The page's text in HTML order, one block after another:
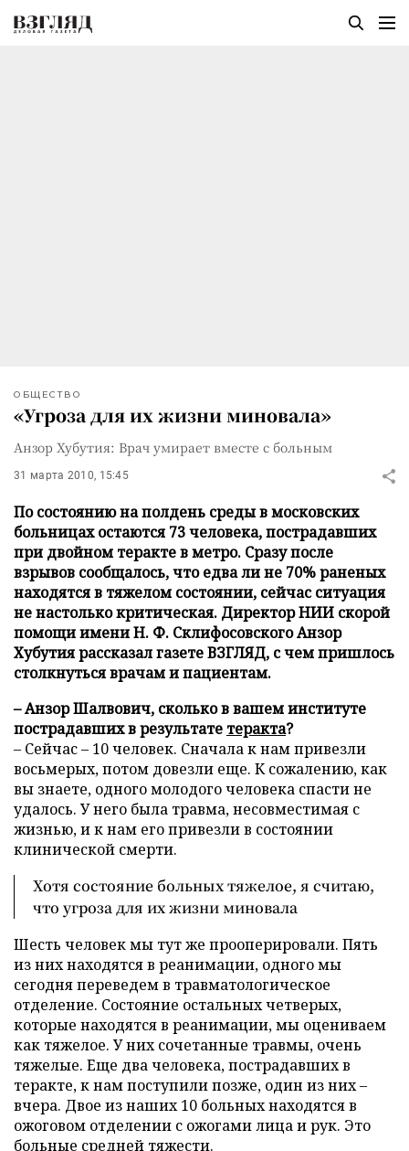
ОБЩЕСТВО
«Угроза для их жизни миновала»
Анзор Хубутия: Врач умирает вместе с больным
31 марта 2010, 15:45
По состоянию на полдень среды в московских
больницах остаются 73 человека, пострадавших
при двойном теракте в метро. Сразу после
взрывов сообщалось, что едва ли не 70% раненых
находятся в тяжелом состоянии, сейчас ситуация
не настолько критическая. Директор НИИ скорой
помощи имени Н. Ф. Склифосовского Анзор
Хубутия рассказал газете ВЗГЛЯД, с чем пришлось
столкнуться врачам и пациентам.
– Анзор Шалвович, сколько в вашем институте
пострадавших в результате теракта?
– Сейчас – 10 человек. Сначала к нам привезли
восьмерых, потом довезли еще. К сожалению, как
вы знаете, одного молодого человека спасти не
удалось. У него была травма, несовместимая с
жизнью, и к нам его привезли в состоянии
клинической смерти.
Хотя состояние больных тяжелое, я считаю,
что угроза для их жизни миновала
Шесть человек мы тут же прооперировали. Пять
из них находятся в реанимации, одного мы
сегодня переведем в травматологическое
отделение. Состояние остальных четверых,
которые находятся в реанимации, мы оцениваем
как тяжелое. У них сочетанные травмы, очень
тяжелые. Еще два человека, пострадавших в
теракте, к нам поступили позже, один из них –
вчера. Двое из наших 10 больных находятся в
ожоговом отделении с ожогами лица и рук. Это
больные средней тяжести.